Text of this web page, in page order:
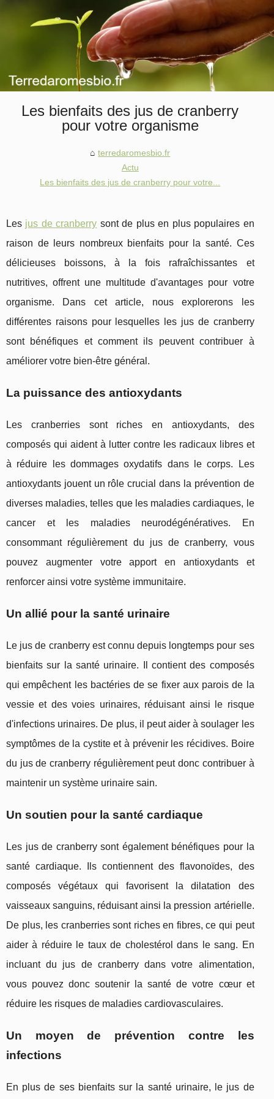
Les bienfaits des jus de cranberry
pour votre organisme
terredaromesbio.fr
Actu
Les bienfaits des jus de cranberry pour votre...
Les jus de cranberry sont de plus en plus populaires en
raison de leurs nombreux bienfaits pour la santé. Ces
délicieuses boissons, à la fois rafraîchissantes et
nutritives, offrent une multitude d'avantages pour votre
organisme. Dans cet article, nous explorerons les
différentes raisons pour lesquelles les jus de cranberry
sont bénéfiques et comment ils peuvent contribuer à
améliorer votre bien-être général.
La puissance des antioxydants
Les cranberries sont riches en antioxydants, des
composés qui aident à lutter contre les radicaux libres et
à réduire les dommages oxydatifs dans le corps. Les
antioxydants jouent un rôle crucial dans la prévention de
diverses maladies, telles que les maladies cardiaques, le
cancer et les maladies neurodégénératives. En
consommant régulièrement du jus de cranberry, vous
pouvez augmenter votre apport en antioxydants et
renforcer ainsi votre système immunitaire.
Un allié pour la santé urinaire
Le jus de cranberry est connu depuis longtemps pour ses
bienfaits sur la santé urinaire. Il contient des composés
qui empêchent les bactéries de se fixer aux parois de la
vessie et des voies urinaires, réduisant ainsi le risque
d'infections urinaires. De plus, il peut aider à soulager les
symptômes de la cystite et à prévenir les récidives. Boire
du jus de cranberry régulièrement peut donc contribuer à
maintenir un système urinaire sain.
Un soutien pour la santé cardiaque
Les jus de cranberry sont également bénéfiques pour la
santé cardiaque. Ils contiennent des flavonoïdes, des
composés végétaux qui favorisent la dilatation des
vaisseaux sanguins, réduisant ainsi la pression artérielle.
De plus, les cranberries sont riches en fibres, ce qui peut
aider à réduire le taux de cholestérol dans le sang. En
incluant du jus de cranberry dans votre alimentation,
vous pouvez donc soutenir la santé de votre cœur et
réduire les risques de maladies cardiovasculaires.
Un moyen de prévention contre les
infections
En plus de ses bienfaits sur la santé urinaire, le jus de